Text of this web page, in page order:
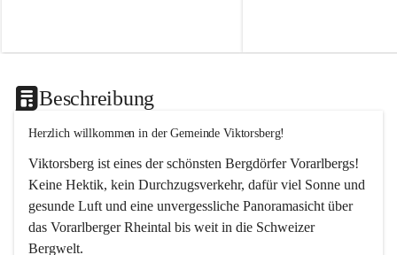
Beschreibung
Herzlich willkommen in der Gemeinde Viktorsberg!
Viktorsberg ist eines der schönsten Bergdörfer Vorarlbergs!
Keine Hektik, kein Durchzugsverkehr, dafür viel Sonne und
gesunde Luft und eine unvergessliche Panoramasicht über
das Vorarlberger Rheintal bis weit in die Schweizer
Bergwelt.